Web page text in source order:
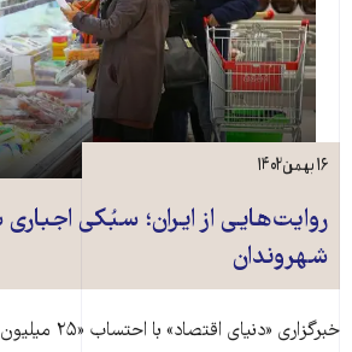
روایت‌هایی از ایران؛ سبُکی
شهروندان
۱۶ بهمن ۱۴۰۲